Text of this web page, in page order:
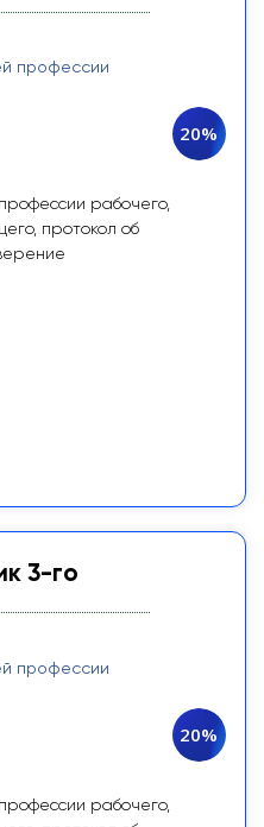
профессии
рабочего,
протокол об
20%
3-го
профессии
рабочего,
20%